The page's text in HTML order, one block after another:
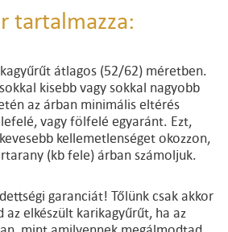
tartalmazza:
átlagos (52/62) méretben.
kisebb vagy sokkal nagyobb
az árban minimális eltérés
vagy fölfelé egyaránt. Ezt,
kellemetlenséget okozzon,
(kb fele) árban számoljuk.
garanciát! Tőlünk csak akkor
az elkészült karikagyűrűt, ha az